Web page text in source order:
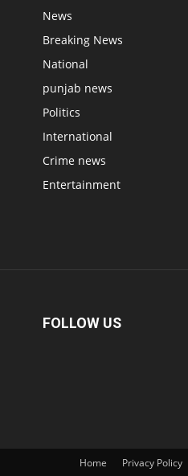
News
Breaking News
National
punjab news
Politics
International
Crime news
Entertainment
FOLLOW US
Home Privacy Policy